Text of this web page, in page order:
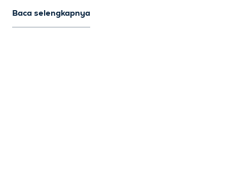
Baca selengkapnya